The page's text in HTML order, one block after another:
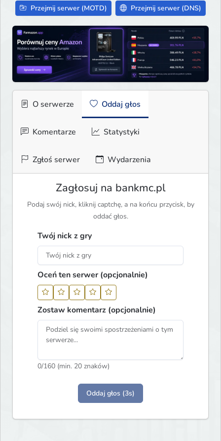
Przejmij serwer (MOTD) Przejmij serwer (DNS)
O serwerze Oddaj głos
Komentarze Statystyki
Zgłoś serwer Wydarzenia
Zagłosuj na bankmc.pl
Podaj swój nick, kliknij captchę, a na końcu przycisk, by
oddać głos.
Twój nick z gry
Oceń ten serwer (opcjonalnie)
Zostaw komentarz (opcjonalnie)
0/160 (min. 20 znaków)
Oddaj głos (3s)